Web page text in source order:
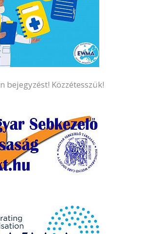
bejegyzést! Közzétesszük!